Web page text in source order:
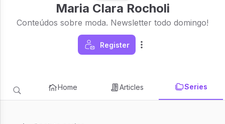
Maria Clara Rocholi
Conteúdos sobre moda. Newsletter todo domingo!
Register
Home Articles Series